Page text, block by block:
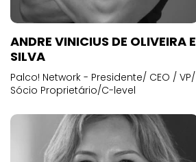
ANDRE VINICIUS DE OLIVEIRA E
SILVA
Palco! Network - Presidente/ CEO / VP/
Sócio Proprietário/C-level